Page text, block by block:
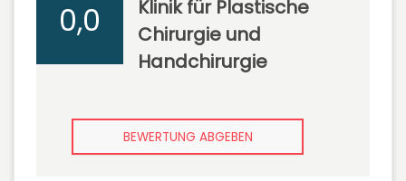
0,0
Klinik für Plastische
Chirurgie und
Handchirurgie
BEWERTUNG ABGEBEN